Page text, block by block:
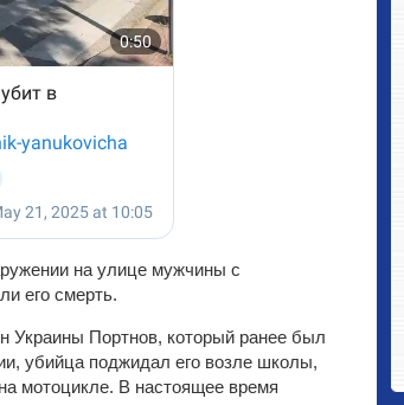
на улице мужчины с
его смерть.
Украины Портнов, который ранее был
убийца поджидал его возле школы,
мотоцикле. В настоящее время